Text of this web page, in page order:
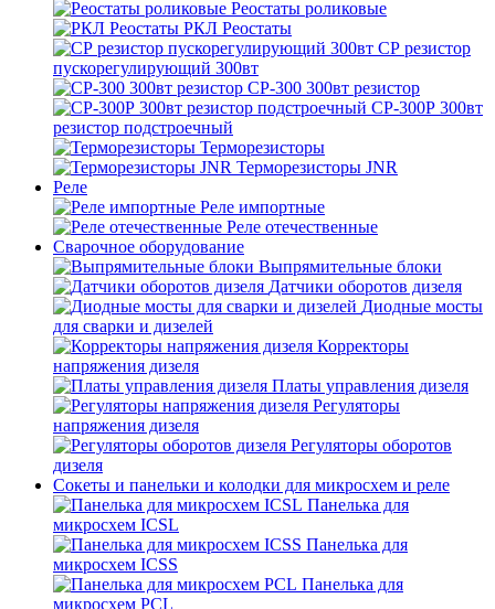
Реостаты роликовые
РКЛ Реостаты
СР резистор
пускорегулирующий 300вт
СР-300 300вт резистор
СР-300Р 300вт
резистор подстроечный
Терморезисторы
Терморезисторы JNR
Реле
Реле импортные
Реле отечественные
Сварочное оборудование
Выпрямительные блоки
Датчики оборотов дизеля
Диодные мосты
для сварки и дизелей
Корректоры
напряжения дизеля
Платы управления дизеля
Регуляторы
напряжения дизеля
Регуляторы оборотов
дизеля
Сокеты и панельки и колодки для микросхем и реле
Панелька для
микросхем ICSL
Панелька для
микросхем ICSS
Панелька для
микросхем PCL